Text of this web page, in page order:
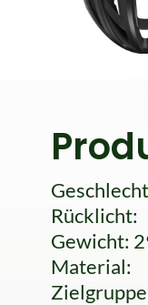
Rücklicht:
Gewicht:
Material: